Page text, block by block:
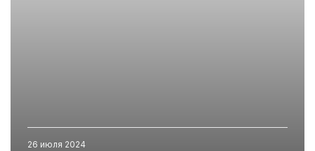
26 июля 2024